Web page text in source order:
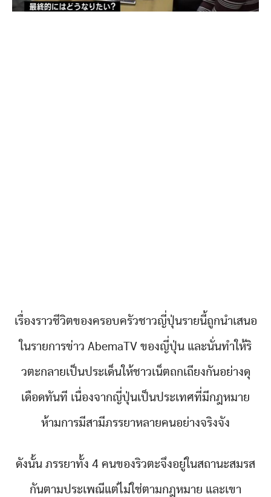
เรื่องราวชีวิตของครอบครัวชาวญี่ปุ่นรายนี้ถูกนำเสนอ
ในรายการข่าว AbemaTV ของญี่ปุ่น และนั่นทำให้ริ
วตะกลายเป็นประเด็นให้ชาวเน็ตถกเถียงกันอย่างดุ
เดือดทันที เนื่องจากญี่ปุ่นเป็นประเทศที่มีกฎหมาย
ห้ามการมีสามีภรรยาหลายคนอย่างจริงจัง
ดังนั้น ภรรยาทั้ง 4 คนของริวตะจึงอยู่ในสถานะสมรส
กันตามประเพณีแต่ไม่ใช่ตามกฎหมาย และเขา